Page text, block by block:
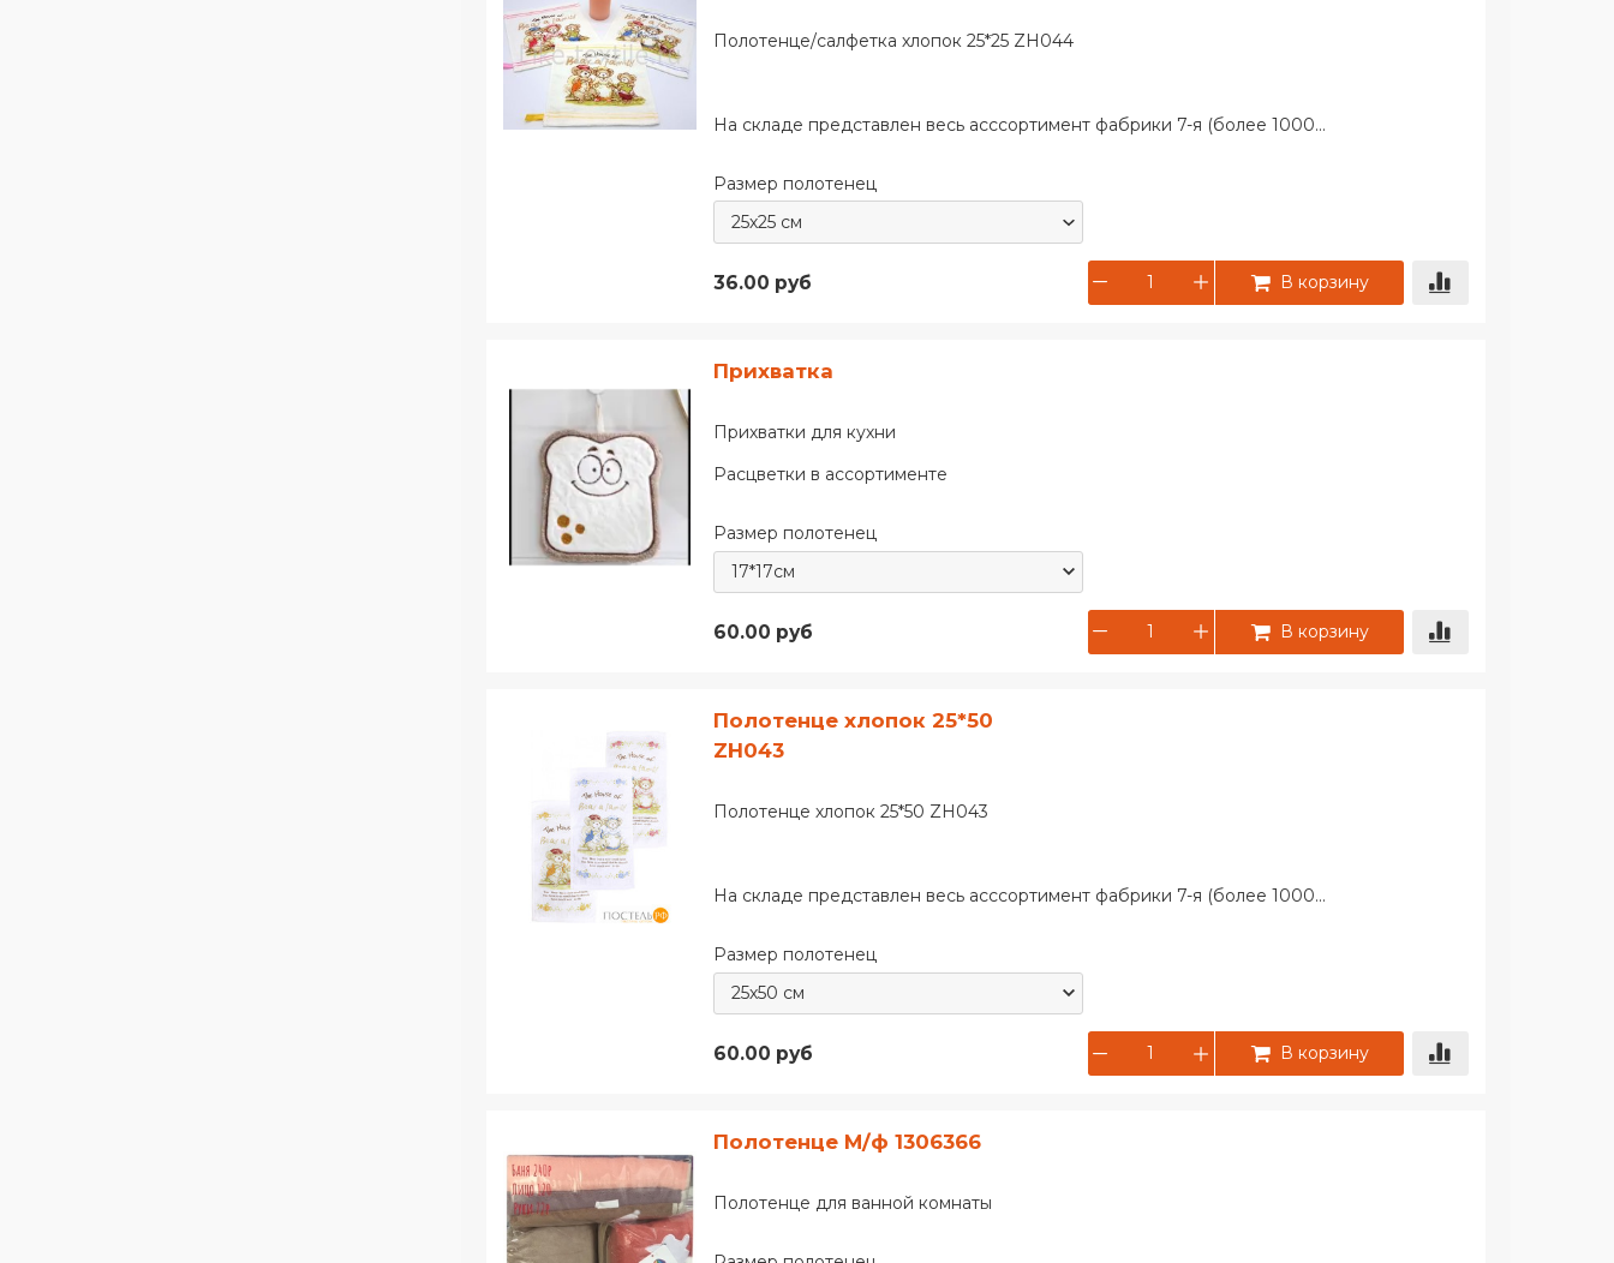
Полотенце/салфетка хлопок 25*25 ZH044
На складе представлен весь асссортимент фабрики 7-я (более 1000...
36.00 руб
Размер полотенец
В корзину
Прихватка
Прихватки для кухни
Расцветки в ассортименте
60.00 руб
Размер полотенец
В корзину
Полотенце хлопок 25*50
ZH043
Полотенце хлопок 25*50 ZH043
На складе представлен весь асссортимент фабрики 7-я (более 1000...
60.00 руб
Размер полотенец
В корзину
Полотенце М/ф 1306366
Полотенце для ванной комнаты